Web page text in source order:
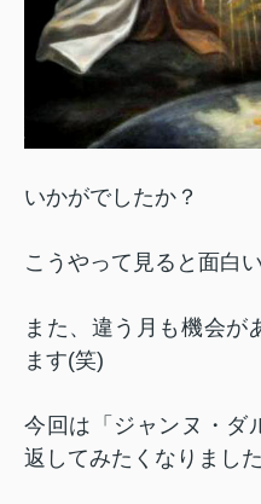
いかがでしたか？
こうやって見ると面白
また、違う月も機会が
ます(笑)
今回は「ジャンヌ・ダ
返してみたくなりました